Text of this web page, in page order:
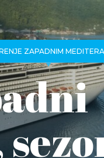
ZAPADNIM